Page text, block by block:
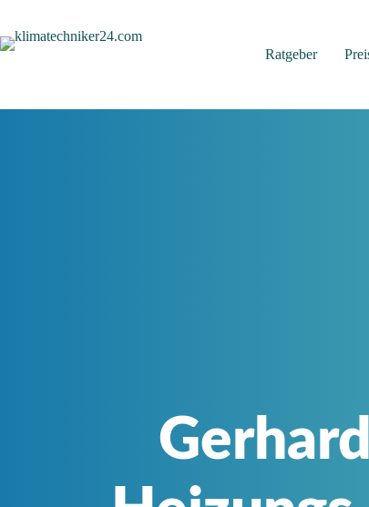
springen
Ratgeber